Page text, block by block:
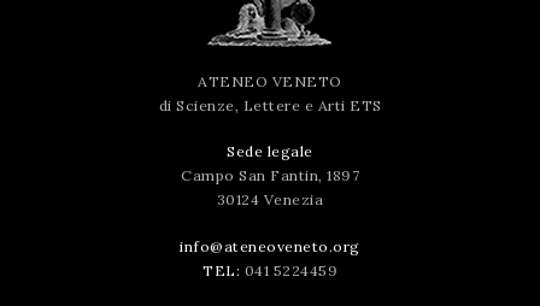
ATENEO VENETO
di Scienze, Lettere e Arti ETS
Sede legale
Campo San Fantin, 1897
30124 Venezia
info@ateneoveneto.org
TEL: 041 5224459